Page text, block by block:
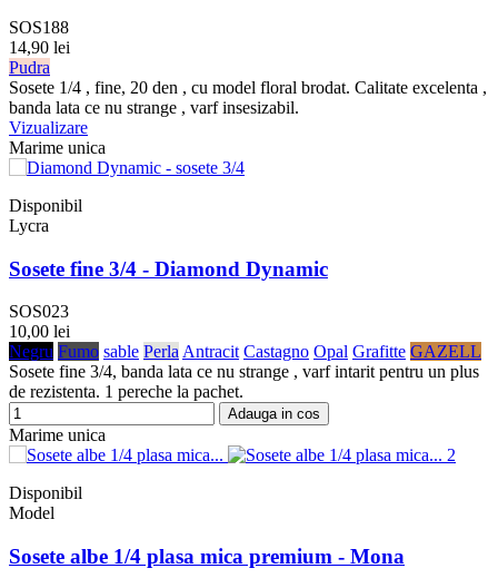
SOS188
14,90 lei
Pudra
Sosete 1/4 , fine, 20 den , cu model floral brodat. Calitate excelenta ,
banda lata ce nu strange , varf insesizabil.
Vizualizare
Marime unica
Disponibil
Lycra
Sosete fine 3/4 - Diamond Dynamic
SOS023
10,00 lei
Negru Fumo sable PerlaAntracit Castagno Opal Grafitte GAZELL
Sosete fine 3/4, banda lata ce nu strange , varf intarit pentru un plus
de rezistenta. 1 pereche la pachet.
Adauga in cos
Marime unica
Disponibil
Model
Sosete albe 1/4 plasa mica premium - Mona